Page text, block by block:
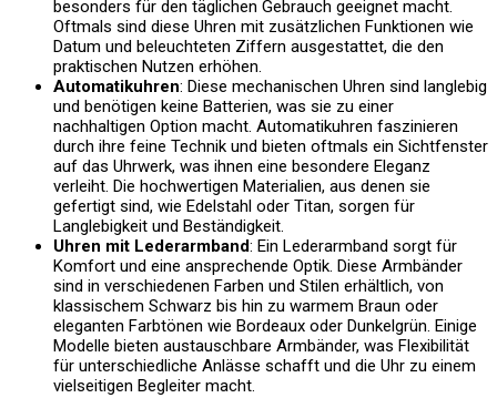
besonders für den täglichen Gebrauch geeignet macht.
Oftmals sind diese Uhren mit zusätzlichen Funktionen wie
Datum und beleuchteten Ziffern ausgestattet, die den
praktischen Nutzen erhöhen.
Automatikuhren: Diese mechanischen Uhren sind langlebig
und benötigen keine Batterien, was sie zu einer
nachhaltigen Option macht. Automatikuhren faszinieren
durch ihre feine Technik und bieten oftmals ein Sichtfenster
auf das Uhrwerk, was ihnen eine besondere Eleganz
verleiht. Die hochwertigen Materialien, aus denen sie
gefertigt sind, wie Edelstahl oder Titan, sorgen für
Langlebigkeit und Beständigkeit.
Uhren mit Lederarmband: Ein Lederarmband sorgt für
Komfort und eine ansprechende Optik. Diese Armbänder
sind in verschiedenen Farben und Stilen erhältlich, von
klassischem Schwarz bis hin zu warmem Braun oder
eleganten Farbtönen wie Bordeaux oder Dunkelgrün. Einige
Modelle bieten austauschbare Armbänder, was Flexibilität
für unterschiedliche Anlässe schafft und die Uhr zu einem
vielseitigen Begleiter macht.